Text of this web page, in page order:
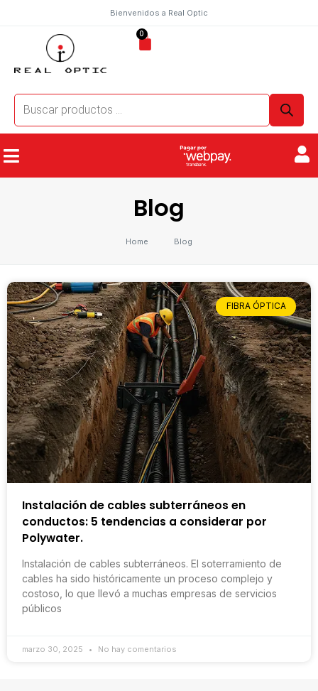
Bienvenidos a Real Optic
0
Blog
Home Blog
FIBRA ÓPTICA
Instalación de cables subterráneos en
conductos: 5 tendencias a considerar por
Polywater.
Instalación de cables subterráneos. El soterramiento de
cables ha sido históricamente un proceso complejo y
costoso, lo que llevó a muchas empresas de servicios
públicos
marzo 30, 2025 No hay comentarios